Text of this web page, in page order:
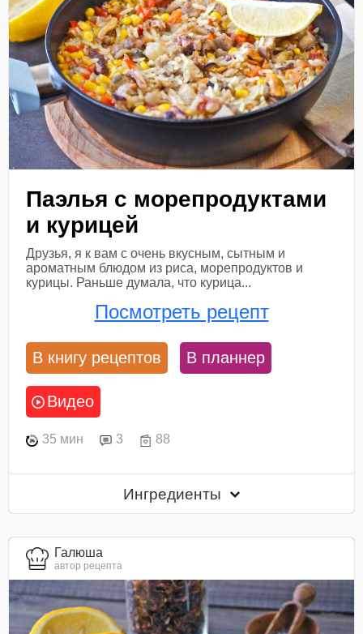
Паэлья с морепродуктами
и курицей
Друзья, я к вам с очень вкусным, сытным и
ароматным блюдом из риса, морепродуктов и
курицы. Раньше думала, что курица...
Посмотреть рецепт
В книгу рецептов В планнер
Видео
35 мин 3 88
Ингредиенты
Галюша
автор рецепта